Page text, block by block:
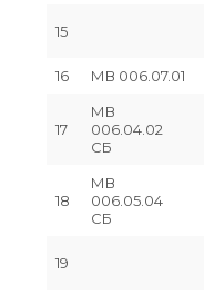
15
16 МВ 006.07.01
17
МВ
006.04.02
СБ
18
МВ
006.05.04
СБ
19